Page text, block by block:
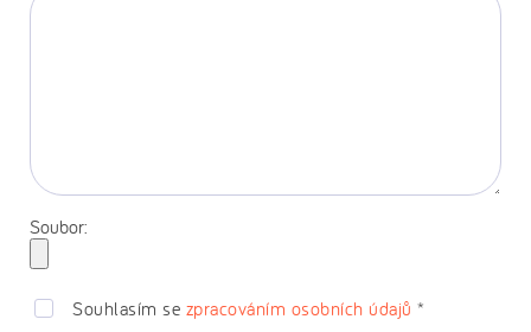
Soubor:
Souhlasím se zpracováním osobních údajů *